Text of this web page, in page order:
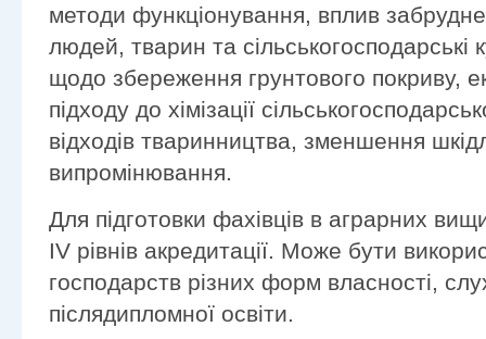
методи функціонування, вплив
людей, тварин та сільськогосподарські
щодо збереження грунтового покриву,
підходу до хімізації
відходів тваринництва, зменшення
випромінювання.
Для підготовки фахівців в аграрних
ІV рівнів акредитації. Може бути
господарств різних форм власності,
післядипломної освіти.